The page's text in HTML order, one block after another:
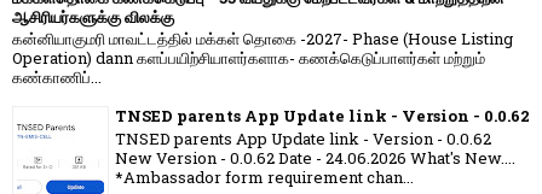
ஆசிரியர்களுக்கு விலக்கு
கன்னியாகுமரி மாவட்டத்தில் மக்கள் தொகை -2027- Phase (House Listing
Operation) dann களப்பயிற்சியாளர்களாக- கணக்கெடுப்பாளர்கள் மற்றும்
கண்காணிப்...
TNSED parents App Update link - Version - 0.0.62
TNSED parents App Update link - Version - 0.0.62
New Version - 0.0.62 Date - 24.06.2026 What's New....
*Ambassador form requirement chan...